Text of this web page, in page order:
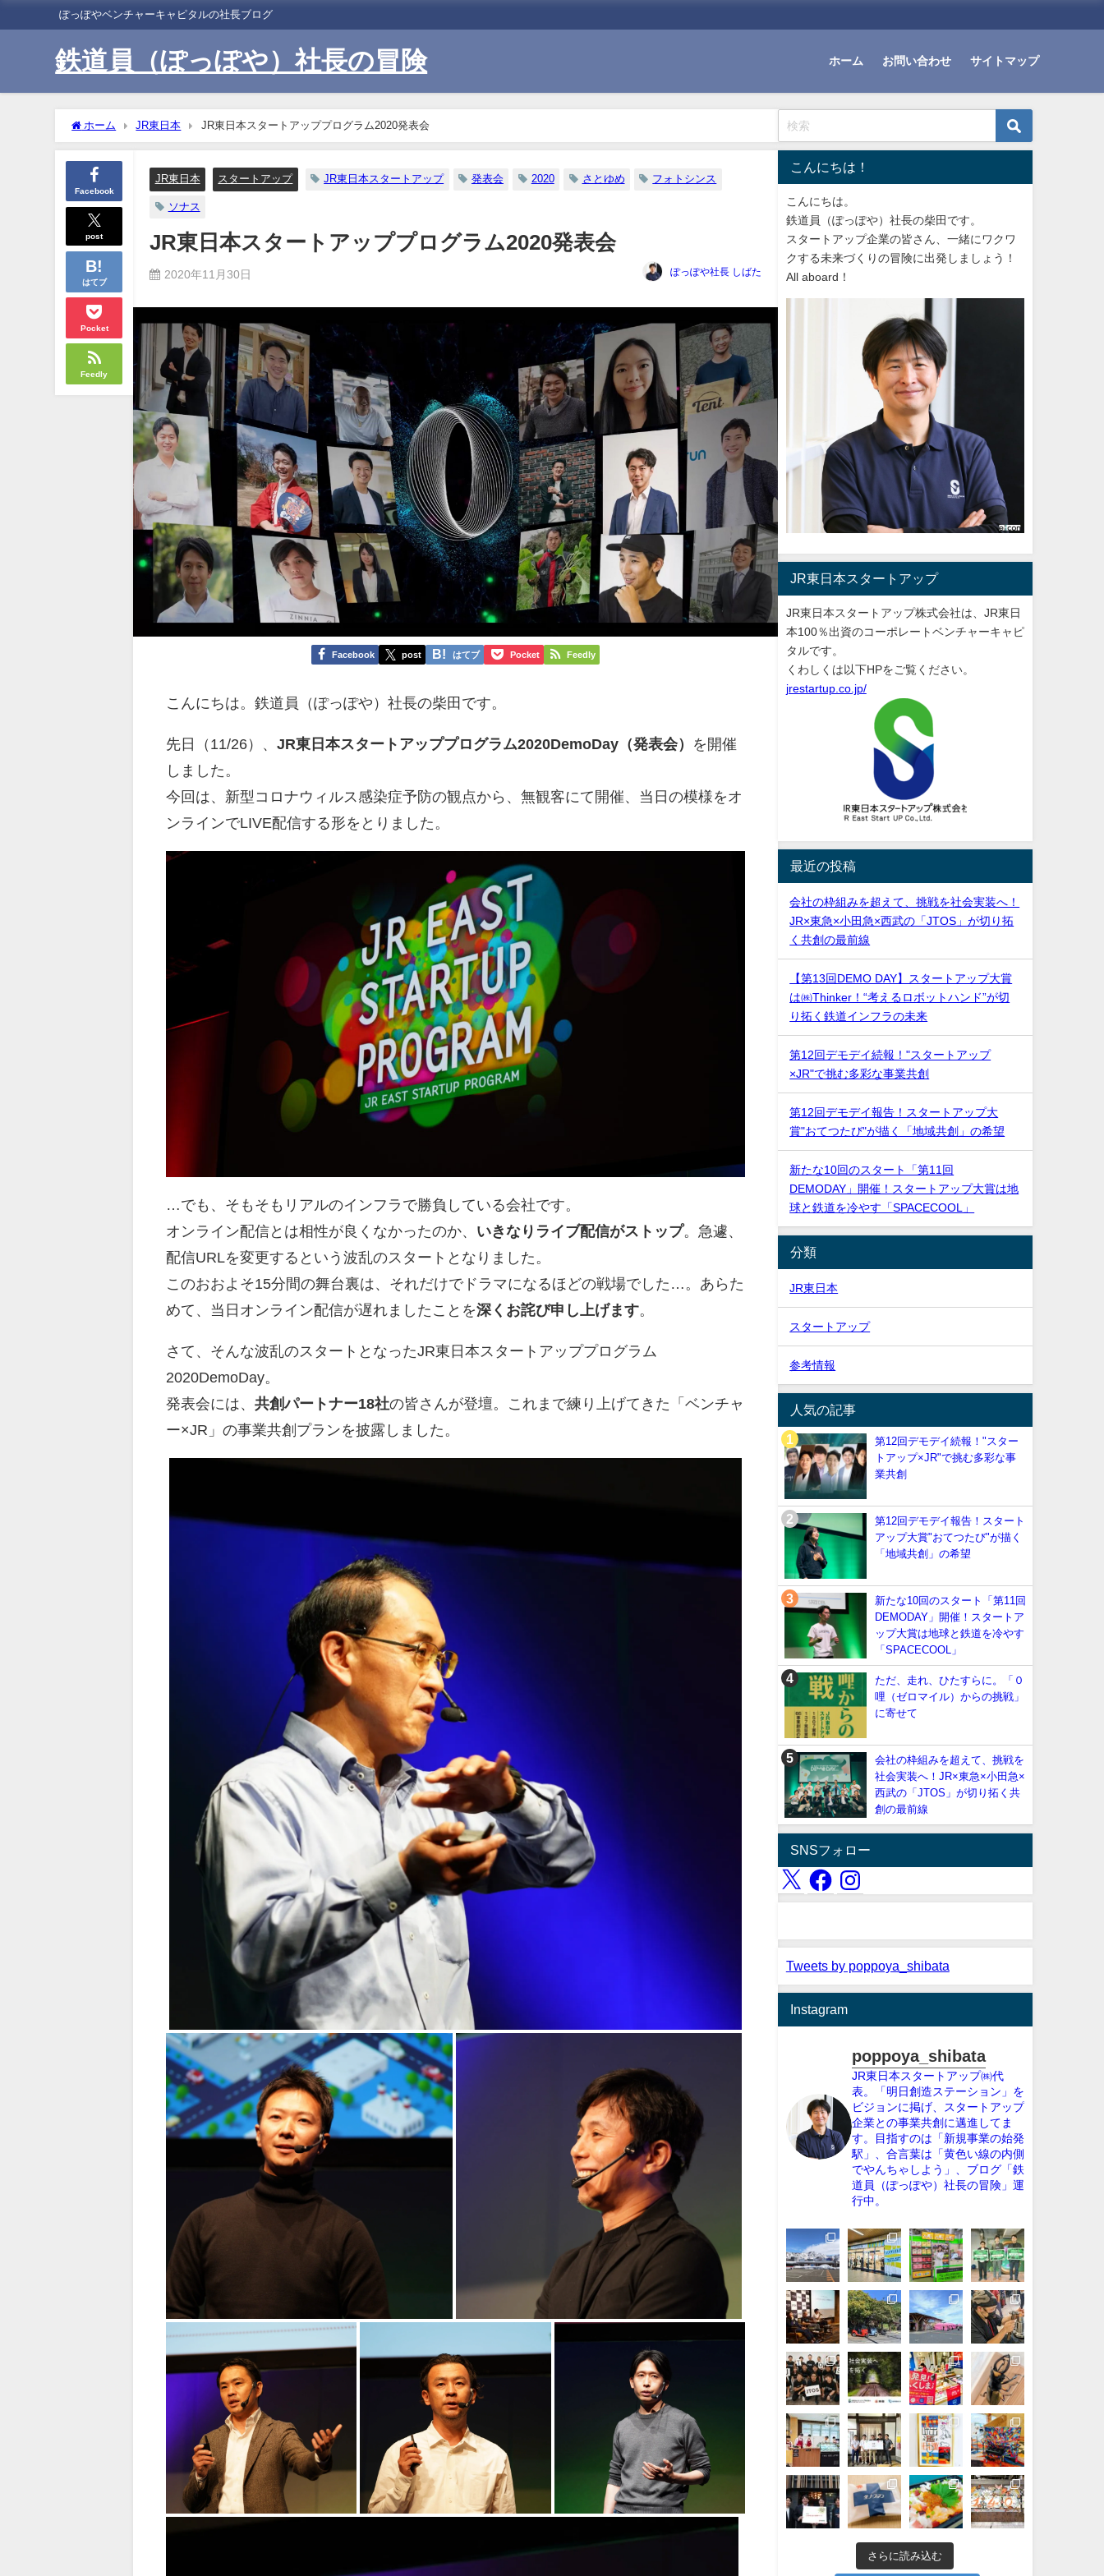
ぽっぽやベンチャーキャピタルの社長ブログ
鉄道員（ぽっぽや）社長の冒険 ホーム お問い合わせ サイトマップ
ホーム JR東日本 JR東日本スタートアッププログラム2020発表会
Facebook
post
はてブ
Pocket
Feedly
JR東日本 スタートアップ JR東日本スタートアップ 発表会 2020 さとゆめ フォトシンス
ソナス
JR東日本スタートアッププログラム2020発表会
2020年11月30日 ぽっぽや社長 しばた
Facebook post はてブ Pocket Feedly
こんにちは。鉄道員（ぽっぽや）社長の柴田です。
先日（11/26）、JR東日本スタートアッププログラム2020DemoDay（発表会） を開催
しました。
今回は、新型コロナウィルス感染症予防の観点から、無観客にて開催、当日の模様をオ
ンラインでLIVE配信する形をとりました。
…でも、そもそもリアルのインフラで勝負している会社です。
オンライン配信とは相性が良くなかったのか、 いきなりライブ配信がストップ。急遽、
配信URLを変更するという波乱のスタートとなりました。
このおおよそ15分間の舞台裏は、それだけでドラマになるほどの戦場でした…。あらた
めて、当日オンライン配信が遅れましたことを深くお詫び申し上げます
さて、そんな波乱のスタートとなったJR東日本スタートアッププログラム
2020DemoDay。
発表会には、共創パートナー18社の皆さんが登壇。これまで練り上げてきた「ベンチャ
ー×JR」の事業共創プランを披露しました。
こんにちは！
こんにちは。
鉄道員（ぽっぽや）社長の柴田です。
スタートアップ企業の皆さん、一緒にワクワ
クする未来づくりの冒険に出発しましょう！
All aboard！
JR東日本スタートアップ
JR東日本スタートアップ株式会社は、JR東日
本100％出資のコーポレートベンチャーキャピ
タルです。
くわしくは以下HPをご覧ください。
jrestartup.co.jp/
最近の投稿
会社の枠組みを超えて、挑戦を社会実装へ！
JR×東急×小田急×西武の「JTOS」が切り拓
く共創の最前線
【第13回DEMO DAY】スタートアップ大賞
は㈱Thinker！“考えるロボットハンド”が切
り拓く鉄道インフラの未来
第12回デモデイ続報！"スタートアップ
×JR"で挑む多彩な事業共創
第12回デモデイ報告！スタートアップ大
賞"おてつたび"が描く「地域共創」の希望
新たな10回のスタート「第11回
DEMODAY」開催！スタートアップ大賞は地
球と鉄道を冷やす「SPACECOOL」
分類
JR東日本
スタートアップ
参考情報
人気の記事
第12回デモデイ続報！"スター
トアップ×JR"で挑む多彩な事
業共創
第12回デモデイ報告！スタート
アップ大賞"おてつたび"が描く
「地域共創」の希望
新たな10回のスタート「第11回
DEMODAY」開催！スタートア
ップ大賞は地球と鉄道を冷やす
「SPACECOOL」
ただ、走れ、ひたすらに。「０
哩（ゼロマイル）からの挑戦」
に寄せて
会社の枠組みを超えて、挑戦を
社会実装へ！JR×東急×小田急×
西武の「JTOS」が切り拓く共
創の最前線
SNSフォロー
Tweets by poppoya_shibata
Instagram
poppoya_shibata
JR東日本スタートアップ㈱代
表。「明日創造ステーション」を
ビジョンに掲げ、スタートアップ
企業との事業共創に邁進してま
す。目指すのは「新規事業の始発
駅」、合言葉は「黄色い線の内側
でやんちゃしよう」、ブログ「鉄
道員（ぽっぽや）社長の冒険」運
行中。
さらに読み込む